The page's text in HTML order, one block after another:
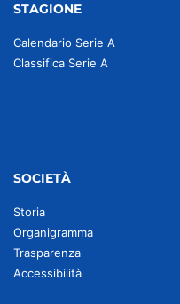
STAGIONE
Calendario Serie A
Classifica Serie A
SOCIETÀ
Storia
Organigramma
Trasparenza
Accessibilità